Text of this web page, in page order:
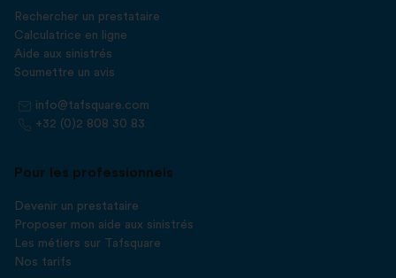
Rechercher un prestataire
Calculatrice en ligne
Aide aux sinistrés
Soumettre un avis
info@tafsquare.com
+32 (0)2 808 30 83
Pour les professionnels
Devenir un prestataire
Proposer mon aide aux sinistrés
Les métiers sur Tafsquare
Nos tarifs